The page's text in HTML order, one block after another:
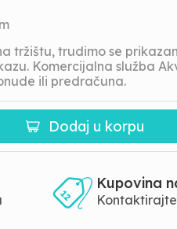
tržištu, trudimo se
Komercijalna služba
ili predračuna.
Dodaj u korpu
Kupovina